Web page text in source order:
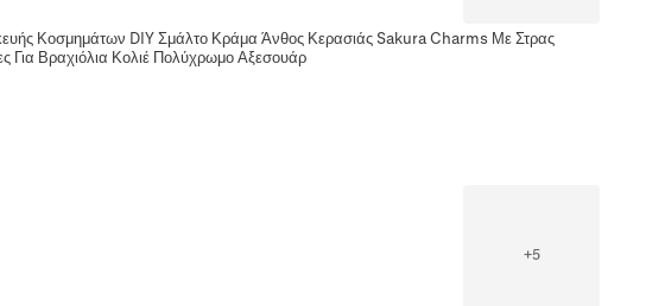
Κοσμημάτων DIY Σμάλτο Κράμα Άνθος Κερασιάς Sakura Charms Με Στρας
Για Βραχιόλια Κολιέ Πολύχρωμο Αξεσουάρ
+5